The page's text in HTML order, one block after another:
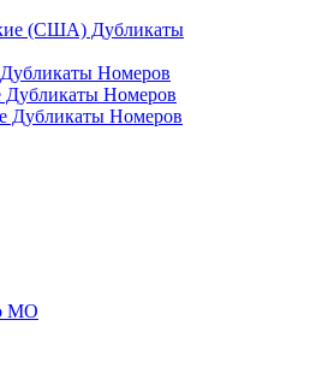
(США) Дубликаты
Дубликаты Номеров
Дубликаты Номеров
Дубликаты Номеров
МО